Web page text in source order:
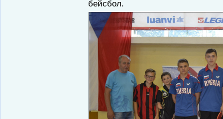
бейсбол.